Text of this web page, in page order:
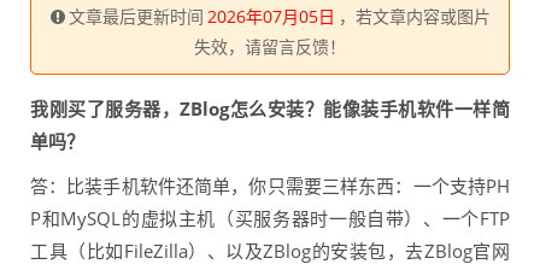
文章最后更新时间 2026年07月05日 ，若文章内容或图片
失效，请留言反馈！
我刚买了服务器，ZBlog怎么安装？能像装手机软件一样简
单吗？
答：比装手机软件还简单，你只需要三样东西：一个支持PH
P和MySQL的虚拟主机（买服务器时一般自带）、一个FTP
工具（比如FileZilla）、以及ZBlog的安装包，去ZBlog官网